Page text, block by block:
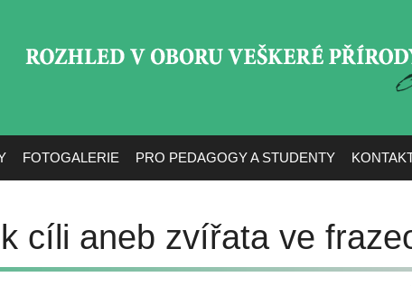
FOTOGALERIE PRO PEDAGOGY A STUDENTY
cíli aneb zvířata ve